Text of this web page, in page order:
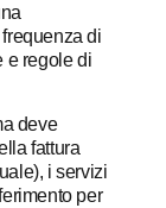
di
e regole di
deve
fattura
i servizi
per